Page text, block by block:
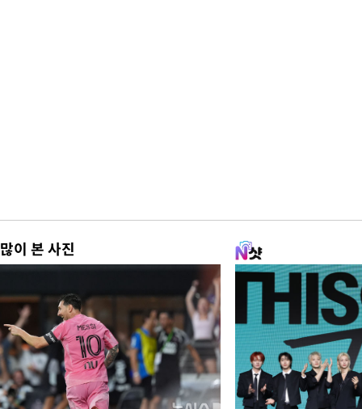
많이 본 사진